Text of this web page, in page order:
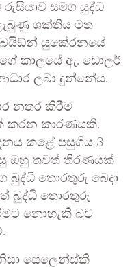
සමග යුද්ධ
ශක්තිය මත
යුකේරනයේ
කාලයේ ඇ. ඩොලර්
ලබා දුන්නේය.
නතර කිරීම
කරන කාරණයකි.
කළේ පසුගිය 3
ඔහු තවත් තීරණයක්
බුද්ධි තොරතුරු බෙදා
බුද්ධි තොරතුරු
නොහැකි බව
සෙලෙන්ස්කි